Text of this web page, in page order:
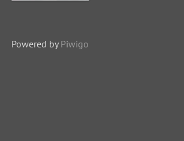
Powered by Piwigo